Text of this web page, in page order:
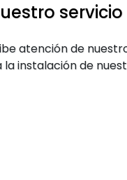
atención de
instalación de